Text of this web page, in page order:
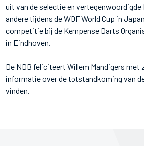
uit van de selectie en vertegenwoordigde
andere tijdens de WDF World Cup in
competitie bij de Kempense Darts
in Eindhoven.
De NDB feliciteert Willem Mandigers met
informatie over de totstandkoming van
vinden.